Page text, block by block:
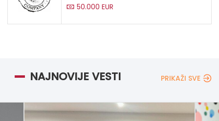
50.000 EUR
NAJNOVIJE VESTI PRIKAŽI SVE